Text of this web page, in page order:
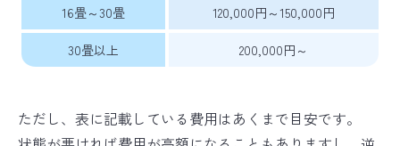
16畳～30畳 120,000円～150,000円
30畳以上 200,000円～
ただし、表に記載している費用はあくまで目安です。